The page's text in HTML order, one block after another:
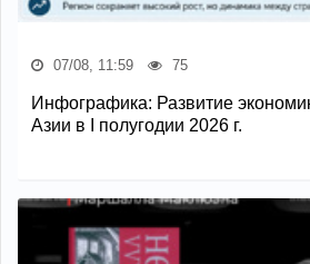
07/08, 11:59 75
Инфографика: Развитие
Азии в I полугодии 2026 г.